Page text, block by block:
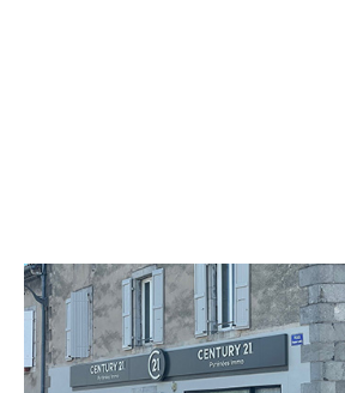
CENTURY 21
9 rue
ST GIRONS -